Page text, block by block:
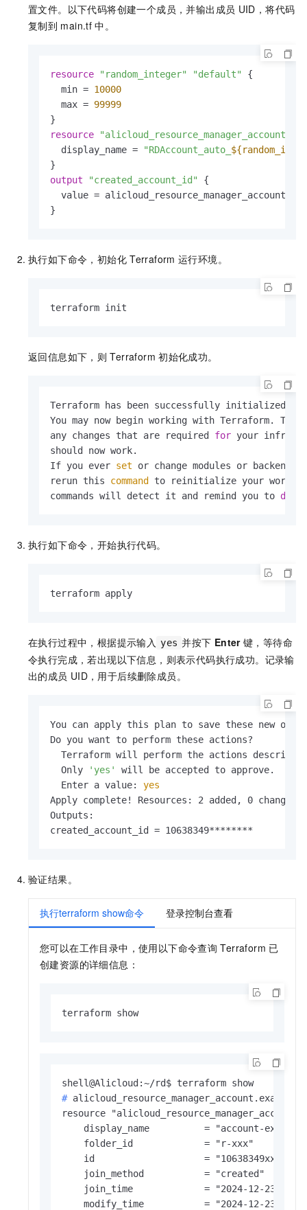
置文件。以下代码将创建一个成员，并输出成员 UID，将代码
复制到 main.tf 中。
resource "random_integer" "default"
{
  min =
10000
  max =
99999
resource
"alicloud_resource_manager_account"
  display_name =
"RDAccount_auto_
output
"created_account_id"
{
value =
}
执行如下命令，初始化 Terraform 运行环境。
terraform init
返回信息如下，则 Terraform 初始化成功。
Terraform has been successfully initialized!
You may now begin working with Terraform. Try
any changes that are required for your
should now work.
If you ever set or change modules or backend
rerun this command
to reinitialize your
commands will detect it and remind you to do
执行如下命令，开始执行代码。
terraform apply
在执行过程中，根据提示输入 yes 并按下 Enter 键，等待命
令执行完成，若出现以下信息，则表示代码执行成功。记录输
出的成员 UID，用于后续删除成员。
You can apply this plan to save these new
Do you want to perform these actions?
Terraform will perform the actions described
  Only
'yes'
will be accepted to approve.
  Enter a value:
yes
Apply complete! Resources: 2 added, 0
Outputs:
created_account_id = 10638349********
验证结果。
执行terraform show命令 登录控制台查看
您可以在工作目录中，使用以下命令查询 Terraform 已
创建资源的详细信息：
terraform show
# alicloud_resource_manager_account.example:
resource
display_name          = "account-
    folder_id             = "r-xxx"
    id                    = "10638349xxx"
    join_method           = "created"
join_time             = "2024-12-
modify_time           = "2024-12-